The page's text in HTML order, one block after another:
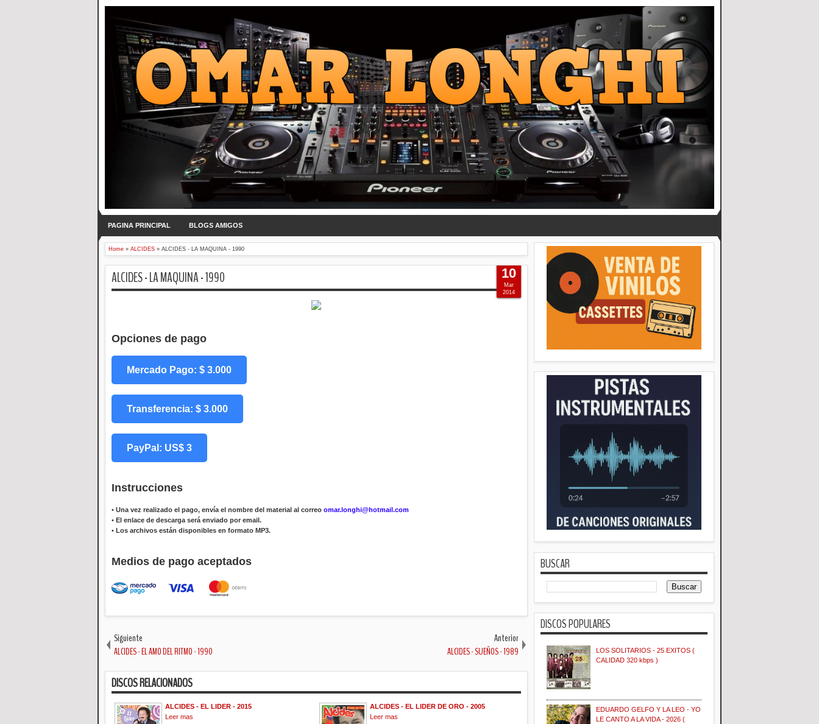
PAGINA PRINCIPAL BLOGS AMIGOS
Home » ALCIDES » ALCIDES - LA MAQUINA - 1990
ALCIDES - LA MAQUINA - 1990
Opciones de pago
Mercado Pago: $ 3.000
Transferencia: $ 3.000
PayPal: US$ 3
Instrucciones
• Una vez realizado el pago, envía el nombre del material al correo omar.longhi@hotmail.com
• El enlace de descarga será enviado por email.
• Los archivos están disponibles en formato MP3.
Medios de pago aceptados
10
Mar
2014
Siguiente
ALCIDES - EL AMO DEL RITMO - 1990
Anterior
ALCIDES - SUEÑOS - 1989
DISCOS RELACIONADOS
ALCIDES - EL LIDER - 2015
Leer mas
ALCIDES - EL LIDER DE ORO - 2005
Leer mas
BUSCAR
DISCOS POPULARES
LOS SOLITARIOS - 25 EXITOS (
CALIDAD 320 kbps )
EDUARDO GELFO Y LA LEO - YO
LE CANTO A LA VIDA - 2026 (